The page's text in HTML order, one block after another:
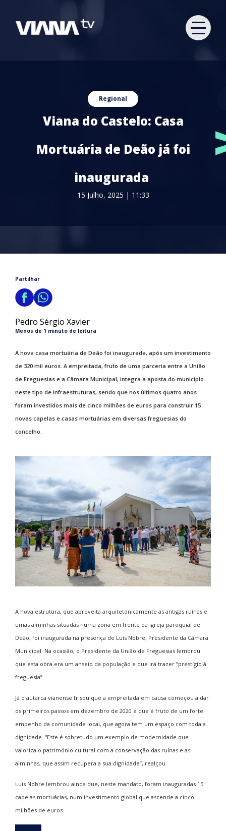
Regional
Viana do Castelo: Casa
Mortuária de Deão já foi
inaugurada
15 Julho, 2025 | 11:33
Partilhar
Pedro Sérgio Xavier
Menos de 1 minuto de leitura
A nova casa mortuária de Deão foi inaugurada, após um investimento
de 320 mil euros. A empreitada, fruto de uma parceria entre a União
de Freguesias e a Câmara Municipal, integra a aposta do município
neste tipo de infraestruturas, sendo que nos últimos quatro anos
foram investidos mais de cinco milhões de euros para construir 15
novas capelas e casas mortuárias em diversas freguesias do
concelho.
A nova estrutura, que aproveita arquitetonicamente as antigas ruínas e
umas alminhas situadas numa zona em frente da igreja paroquial de
Deão, foi inaugurada na presença de Luís Nobre, Presidente da Câmara
Municipal. Na ocasião, o Presidente da União de Freguesias lembrou
que esta obra era um anseio da população e que irá trazer “prestígio à
freguesia”.
Já o autarca vianense frisou que a empreitada em causa começou a dar
os primeiros passos em dezembro de 2020 e que é fruto de um forte
empenho da comunidade local, que agora tem um espaço com toda a
dignidade. “Este é sobretudo um exemplo de modernidade que
valoriza o património cultural com a conservação das ruínas e as
alminhas, que assim recupera a sua dignidade”, realçou.
Luís Nobre lembrou ainda que, neste mandato, foram inauguradas 15
capelas mortuárias, num investimento global que ascende a cinco
milhões de euros.